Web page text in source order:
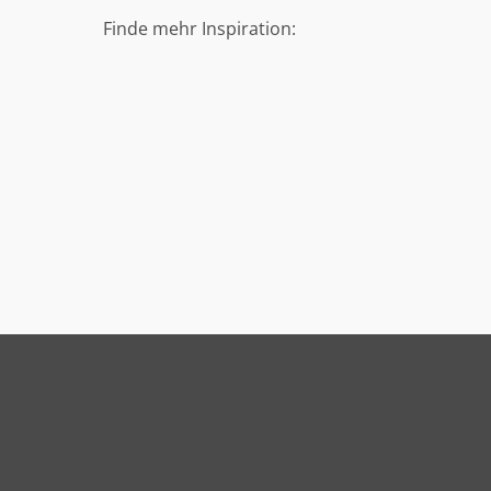
Finde mehr Inspiration: